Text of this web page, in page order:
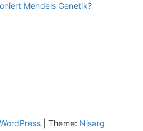
Mendels Genetik?
WordPress Theme: Nisarg